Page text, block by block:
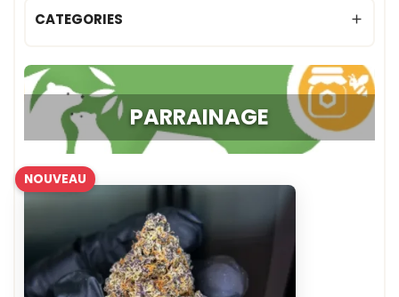
CATEGORIES 
PARRAINAGE
NOUVEAU